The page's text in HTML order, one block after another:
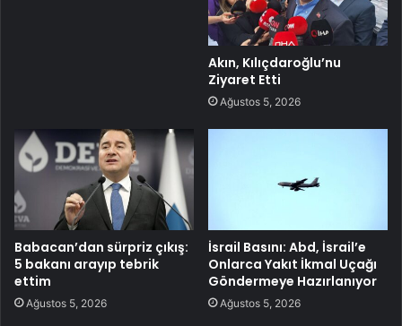
Akın, Kılıçdaroğlu’nu
Ziyaret Etti
Ağustos 5, 2026
Babacan’dan sürpriz çıkış:
5 bakanı arayıp tebrik
ettim
Ağustos 5, 2026
İsrail Basını: Abd, İsrail’e
Onlarca Yakıt İkmal Uçağı
Göndermeye Hazırlanıyor
Ağustos 5, 2026